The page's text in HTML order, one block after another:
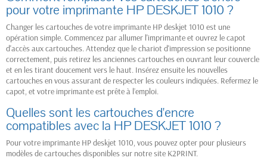
pour votre imprimante HP DESKJET 1010 ?
Changer les cartouches de votre imprimante HP deskjet 1010 est une
opération simple. Commencez par allumer l'imprimante et ouvrez le capot
d'accès aux cartouches. Attendez que le chariot d'impression se positionne
correctement, puis retirez les anciennes cartouches en ouvrant leur couvercle
et en les tirant doucement vers le haut. Insérez ensuite les nouvelles
cartouches en vous assurant de respecter les couleurs indiquées. Refermez le
capot, et votre imprimante est prête à l’emploi.
Quelles sont les cartouches d'encre
compatibles avec la HP DESKJET 1010 ?
Pour votre imprimante HP deskjet 1010, vous pouvez opter pour plusieurs
modèles de cartouches disponibles sur notre site K2PRINT.